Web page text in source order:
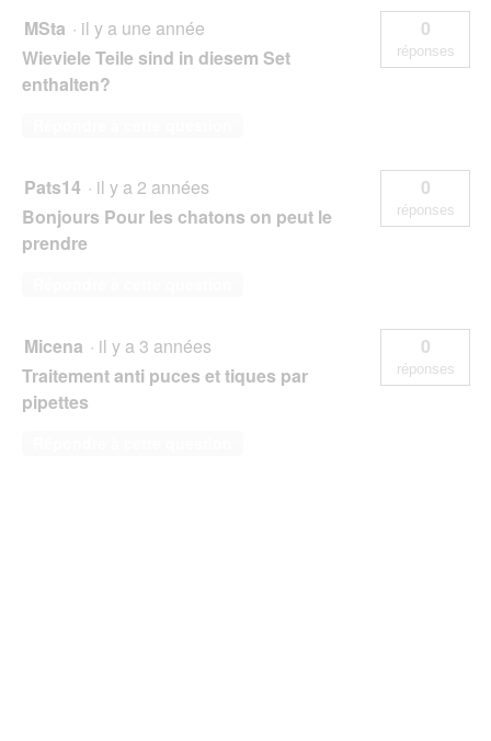
MSta · il y a une année
Wieviele Teile sind in diesem Set
enthalten?
0
réponses
Pats14 · il y a 2 années
Bonjours Pour les chatons on peut le
prendre
0
réponses
Micena · il y a 3 années
Traitement anti puces et tiques par
pipettes
0
réponses